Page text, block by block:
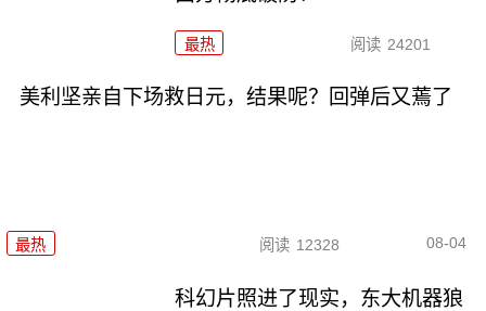
最热 阅读 24201
美利坚亲自下场救日元，结果呢？回弹后又蔫了
最热 阅读 12328 08-04
科幻片照进了现实，东大机器狼